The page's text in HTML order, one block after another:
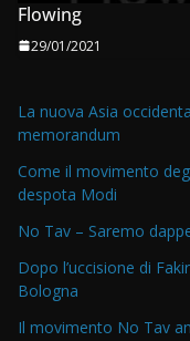
Flowing
29/01/2021
La nuova Asia
memorandum
Come il movimento
despota Modi
No Tav – Saremo
Dopo l’uccisione di
Bologna
Il movimento No Tav